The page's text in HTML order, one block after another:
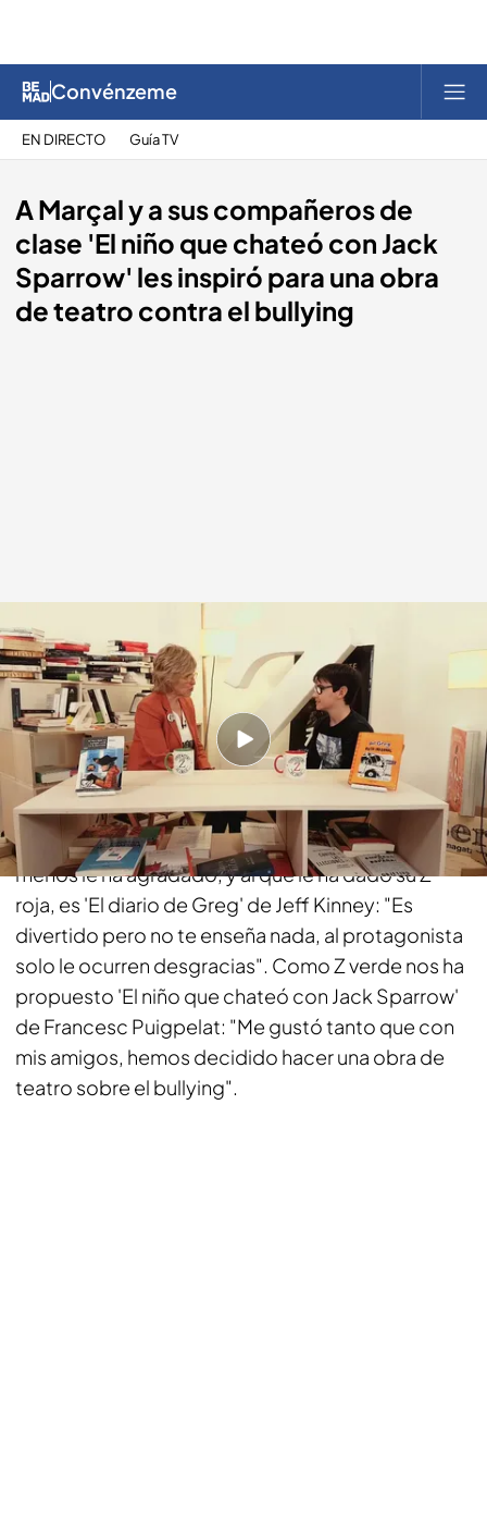
Convénzeme
EN DIRECTO Guía TV
A Marçal y a sus compañeros de
clase 'El niño que chateó con Jack
Sparrow' les inspiró para una obra
de teatro contra el bullying
bemad.es
15 JUL 2017 - 21:00h.
Compartir
Marçal Pons tiene 11 años y es estudiante y nos ha
traído dos libros: su Z verde y su Z roja. El libro que
menos le ha agradado, y al que le ha dado su Z
roja, es 'El diario de Greg' de Jeff Kinney: "Es
divertido pero no te enseña nada, al protagonista
solo le ocurren desgracias". Como Z verde nos ha
propuesto 'El niño que chateó con Jack Sparrow'
de Francesc Puigpelat: "Me gustó tanto que con
mis amigos, hemos decidido hacer una obra de
teatro sobre el bullying".